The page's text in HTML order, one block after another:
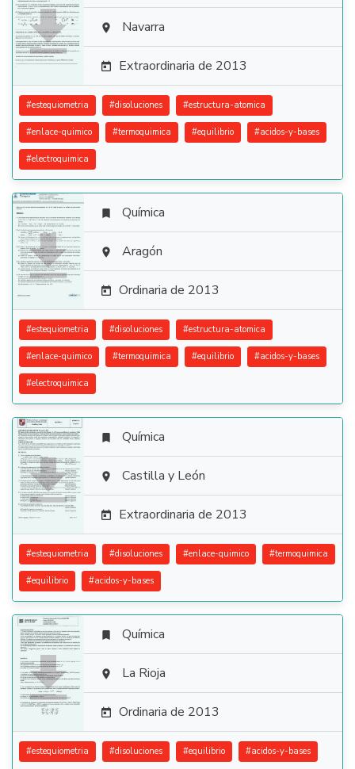
  Navarra
 Extraordinaria de 2013
#estequiometria #disoluciones #estructura-atomica
#enlace-quimico #termoquimica #equilibrio #acidos-y-bases
#electroquimica

 Química
 Aragón
 Ordinaria de 2013
#estequiometria #disoluciones #estructura-atomica
#enlace-quimico #termoquimica #equilibrio #acidos-y-bases
#electroquimica

 Química
 Castilla y León
 Extraordinaria de 2013
#estequiometria #disoluciones #enlace-quimico #termoquimica
#equilibrio #acidos-y-bases

 Química
 La Rioja
 Ordinaria de 2013
#estequiometria #disoluciones #equilibrio #acidos-y-bases